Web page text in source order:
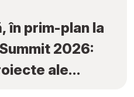
în prim-plan la
2026:
ale